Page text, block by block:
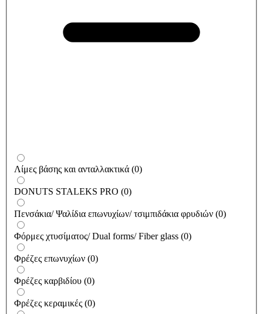
Λίμες βάσης και ανταλλακτικά (0)
DONUTS STALEKS PRO (0)
Πενσάκια/ Ψαλίδια επωνυχίων/ τσιμπιδάκια φρυδιών (0)
Φόρμες χτυσίματος/ Dual forms/ Fiber glass (0)
Φρέζες επωνυχίων (0)
Φρέζες καρβιδίου (0)
Φρέζες κεραμικές (0)